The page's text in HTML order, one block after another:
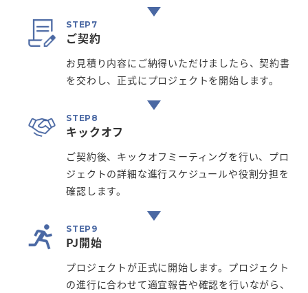
ご契約
お見積り内容にご納得いただけましたら、契約書
を交わし、正式にプロジェクトを開始します。
キックオフ
ご契約後、キックオフミーティングを行い、プロ
ジェクトの詳細な進行スケジュールや役割分担を
確認します。
PJ開始
プロジェクトが正式に開始します。プロジェクト
の進行に合わせて適宜報告や確認を行いながら、